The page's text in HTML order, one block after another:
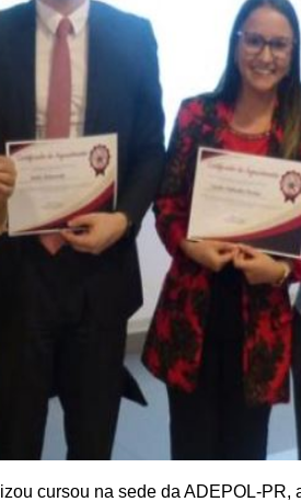
cursou na sede da ADEPOL-